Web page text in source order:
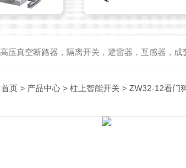
高压真空断路器，隔离开关，避雷器，互感器，成
首页 > 产品中心 > 柱上智能开关 > ZW32-12看门